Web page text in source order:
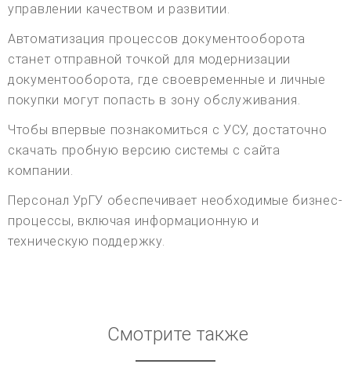
управлении качеством и развитии.
Автоматизация процессов документооборота
станет отправной точкой для модернизации
документооборота, где своевременные и личные
покупки могут попасть в зону обслуживания.
Чтобы впервые познакомиться с УСУ, достаточно
скачать пробную версию системы с сайта
компании.
Персонал УрГУ обеспечивает необходимые бизнес-
процессы, включая информационную и
техническую поддержку.
Смотрите также